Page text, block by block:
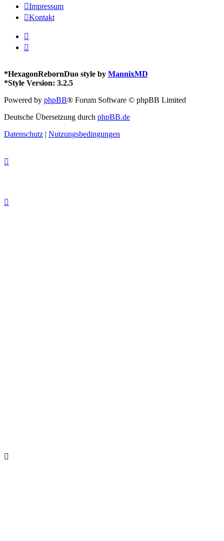
Impressum
Kontakt
*HexagonRebornDuo style by MannixMD
*Style Version: 3.2.5
Powered by phpBB® Forum Software © phpBB Limited
Deutsche Übersetzung durch phpBB.de
Datenschutz | Nutzungsbedingungen